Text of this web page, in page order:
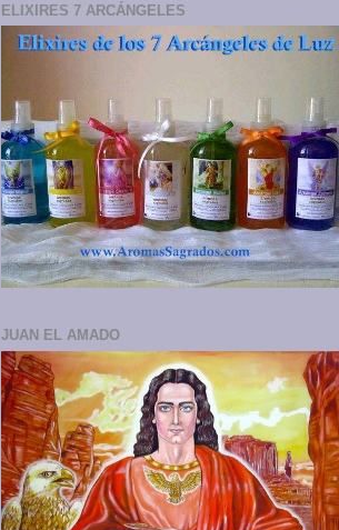
ELIXIRES 7 ARCÁNGELES
JUAN EL AMADO